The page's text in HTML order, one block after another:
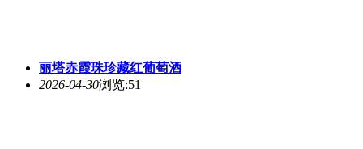
丽塔赤霞珠珍藏红葡萄酒
2026-04-30浏览:51